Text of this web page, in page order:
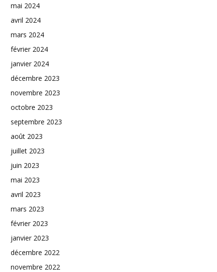
mai 2024
avril 2024
mars 2024
février 2024
janvier 2024
décembre 2023
novembre 2023
octobre 2023
septembre 2023
août 2023
juillet 2023
juin 2023
mai 2023
avril 2023
mars 2023
février 2023
janvier 2023
décembre 2022
novembre 2022